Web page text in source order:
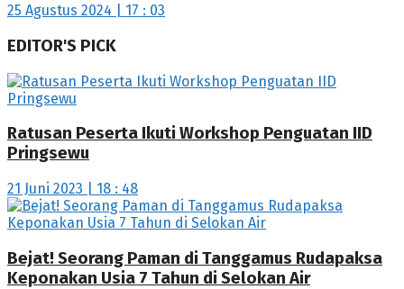
25 Agustus 2024 | 17 : 03
EDITOR'S PICK
Ratusan Peserta Ikuti Workshop Penguatan IID
Pringsewu
21 Juni 2023 | 18 : 48
Bejat! Seorang Paman di Tanggamus Rudapaksa
Keponakan Usia 7 Tahun di Selokan Air